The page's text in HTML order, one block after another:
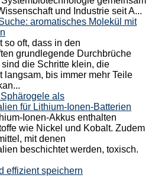
und Industrie seit A...
aromatisches Molekül mit
so oft, dass in den
grundlegende Durchbrüche
die Schritte klein, die
langsam, bis immer mehr Teile
als
für Lithium-Ionen-Batterien
Ionen-Akkus enthalten
wie Nickel und Kobalt. Zudem
mit denen
beschichtet werden, toxisch.
effizient speichern